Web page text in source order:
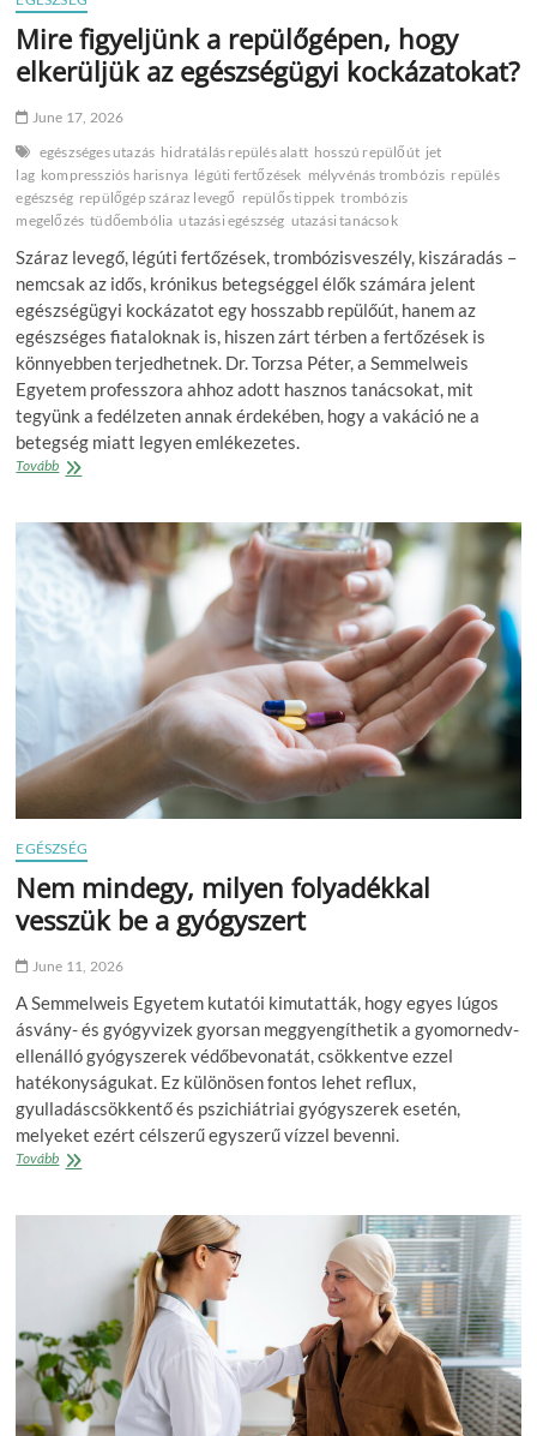
Mire figyeljünk a repülőgépen, hogy
elkerüljük az egészségügyi kockázatokat?
June 17, 2026
egészséges utazás hidratálás repülés alatt hosszú repülőút jet
lag kompressziós harisnya légúti fertőzések mélyvénás trombózis repülés
egészség repülőgép száraz levegő repülős tippek trombózis
megelőzés tüdőembólia utazási egészség utazási tanácsok
Száraz levegő, légúti fertőzések, trombózisveszély, kiszáradás –
nemcsak az idős, krónikus betegséggel élők számára jelent
egészségügyi kockázatot egy hosszabb repülőút, hanem az
egészséges fiataloknak is, hiszen zárt térben a fertőzések is
könnyebben terjedhetnek. Dr. Torzsa Péter, a Semmelweis
Egyetem professzora ahhoz adott hasznos tanácsokat, mit
tegyünk a fedélzeten annak érdekében, hogy a vakáció ne a
betegség miatt legyen emlékezetes.
TovábbMire
repülőgépen,
hogy
elkerüljük
egészségügyi
kockázatokat?
EGÉSZSÉG
Nem mindegy, milyen folyadékkal
vesszük be a gyógyszert
June 11, 2026
A Semmelweis Egyetem kutatói kimutatták, hogy egyes lúgos
ásvány- és gyógyvizek gyorsan meggyengíthetik a gyomornedv-
ellenálló gyógyszerek védőbevonatát, csökkentve ezzel
hatékonyságukat. Ez különösen fontos lehet reflux,
gyulladáscsökkentő és pszichiátriai gyógyszerek esetén,
melyeket ezért célszerű egyszerű vízzel bevenni.
TovábbNem